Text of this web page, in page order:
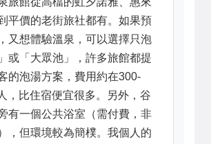
平價的老街旅社都有。如果預
又想體驗溫泉，可以選擇只泡
或「大眾池」，許多旅館都提
的泡湯方案，費用約在300-
，比住宿便宜很多。另外，谷
有一個公共浴室（需付費，非
，但環境較為簡樸。我個人的